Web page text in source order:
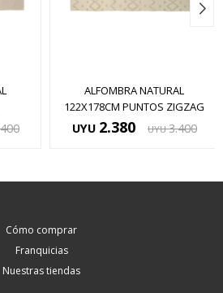
ALFOMBRA NATURAL
122X178CM PUNTOS ZIGZAG
UYU 2.380 UYU 3.400
Cómo comprar
Franquicias
Nuestras tiendas